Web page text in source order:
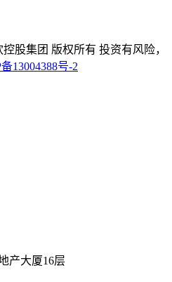
股集团 版权所有 投资有风险，
13004388号-2
产大厦16层